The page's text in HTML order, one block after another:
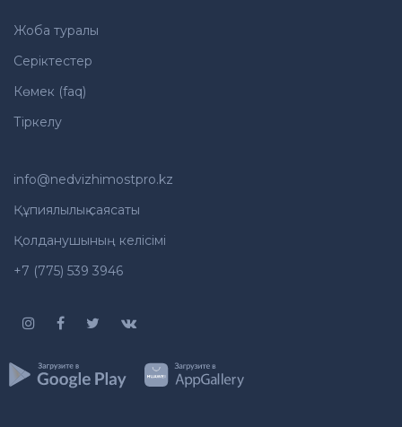
Жоба туралы
Серіктестер
Көмек (faq)
Тіркелу
info@nedvizhimostpro.kz
Құпиялылық саясаты
Қолданушының келісімі
+7 (775) 539 3946